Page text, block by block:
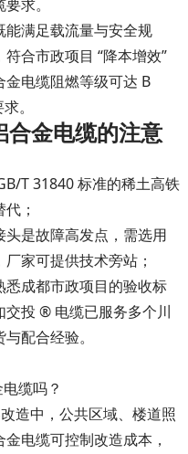
求。
满足载流量与安全规
合市政项目 “降本增效”
电缆阻燃等级可达 B
。
合金电缆的注意
T 31840 标准的稀土高铁
；
头是故障高发点，需选用
家可提供技术旁站；
悉成都市政项目的验收标
投 ® 电缆已服务多个川
配合经验。
缆吗？
造中，公共区域、楼道照
电缆可控制改造成本，